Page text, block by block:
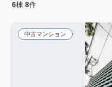
6棟 8件
中古マンション